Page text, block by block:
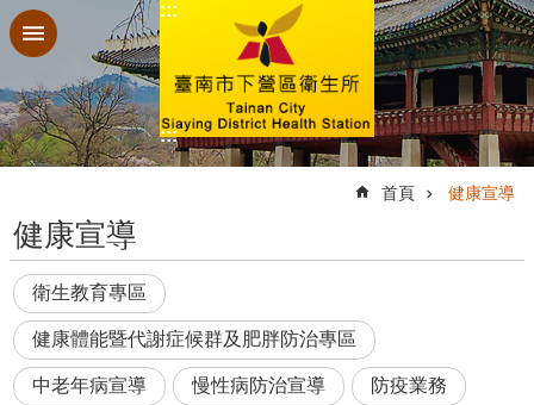
跳到主要內容區塊
:::
:::
首頁 健康宣導
健康宣導
衛生教育專區
健康體能暨代謝症候群及肥胖防治專區
中老年病宣導 慢性病防治宣導 防疫業務